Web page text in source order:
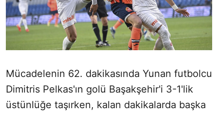
Mücadelenin 62. dakikasında Yunan futbolcu
Dimitris Pelkas'ın golü Başakşehir'i 3-1'lik
üstünlüğe taşırken, kalan dakikalarda başka